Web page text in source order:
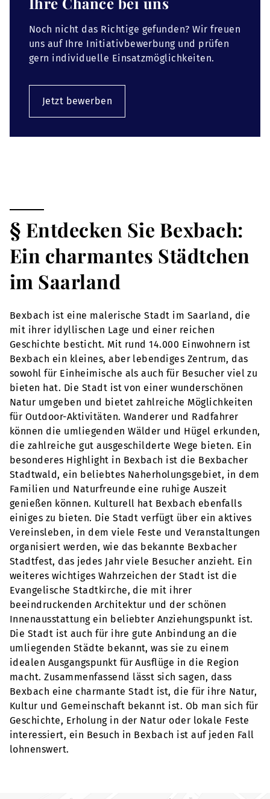
Noch nicht das Richtige gefunden? Wir freuen
uns auf Ihre Initiativbewerbung und prüfen
gern individuelle Einsatzmöglichkeiten.
Jetzt bewerben
§ Entdecken Sie Bexbach:
Ein charmantes Städtchen
im Saarland
Bexbach ist eine malerische Stadt im Saarland, die
mit ihrer idyllischen Lage und einer reichen
Geschichte besticht. Mit rund 14.000 Einwohnern ist
Bexbach ein kleines, aber lebendiges Zentrum, das
sowohl für Einheimische als auch für Besucher viel zu
bieten hat. Die Stadt ist von einer wunderschönen
Natur umgeben und bietet zahlreiche Möglichkeiten
für Outdoor-Aktivitäten. Wanderer und Radfahrer
können die umliegenden Wälder und Hügel erkunden,
die zahlreiche gut ausgeschilderte Wege bieten. Ein
besonderes Highlight in Bexbach ist die Bexbacher
Stadtwald, ein beliebtes Naherholungsgebiet, in dem
Familien und Naturfreunde eine ruhige Auszeit
genießen können. Kulturell hat Bexbach ebenfalls
einiges zu bieten. Die Stadt verfügt über ein aktives
Vereinsleben, in dem viele Feste und Veranstaltungen
organisiert werden, wie das bekannte Bexbacher
Stadtfest, das jedes Jahr viele Besucher anzieht. Ein
weiteres wichtiges Wahrzeichen der Stadt ist die
Evangelische Stadtkirche, die mit ihrer
beeindruckenden Architektur und der schönen
Innenausstattung ein beliebter Anziehungspunkt ist.
Die Stadt ist auch für ihre gute Anbindung an die
umliegenden Städte bekannt, was sie zu einem
idealen Ausgangspunkt für Ausflüge in die Region
macht. Zusammenfassend lässt sich sagen, dass
Bexbach eine charmante Stadt ist, die für ihre Natur,
Kultur und Gemeinschaft bekannt ist. Ob man sich für
Geschichte, Erholung in der Natur oder lokale Feste
interessiert, ein Besuch in Bexbach ist auf jeden Fall
lohnenswert.